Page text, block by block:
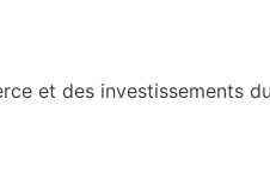
et des investissements